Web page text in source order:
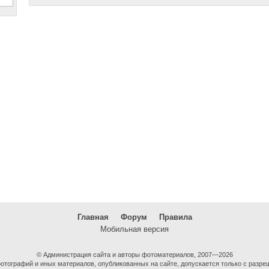
Главная Форум
Правила
Мобильная версия
© Администрация сайта и авторы фотоматериалов, 2007—2026
и иных материалов, опубликованных на сайте, допускается только с